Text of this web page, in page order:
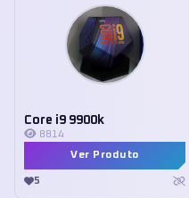
Core i9 9900k
8814
Ver Produto
5